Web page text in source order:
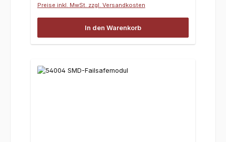
Preise inkl. MwSt. zzgl. Versandkosten
In den Warenkorb